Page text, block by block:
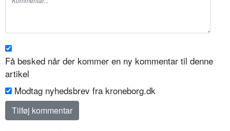
Få besked når der kommer en ny kommentar til denne
artikel
Modtag nyhedsbrev fra kroneborg.dk